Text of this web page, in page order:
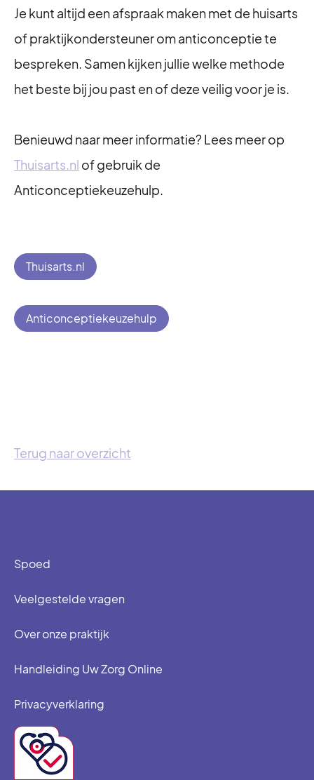
Je kunt altijd een afspraak maken met de huisarts
of praktijkondersteuner om anticonceptie te
bespreken. Samen kijken jullie welke methode
het beste bij jou past en of deze veilig voor je is.
Benieuwd naar meer informatie? Lees meer op
Thuisarts.nl of gebruik de
Anticonceptiekeuzehulp.
Thuisarts.nl
Anticonceptiekeuzehulp
Terug naar overzicht
Spoed
Veelgestelde vragen
Over onze praktijk
Handleiding Uw Zorg Online
Privacyverklaring